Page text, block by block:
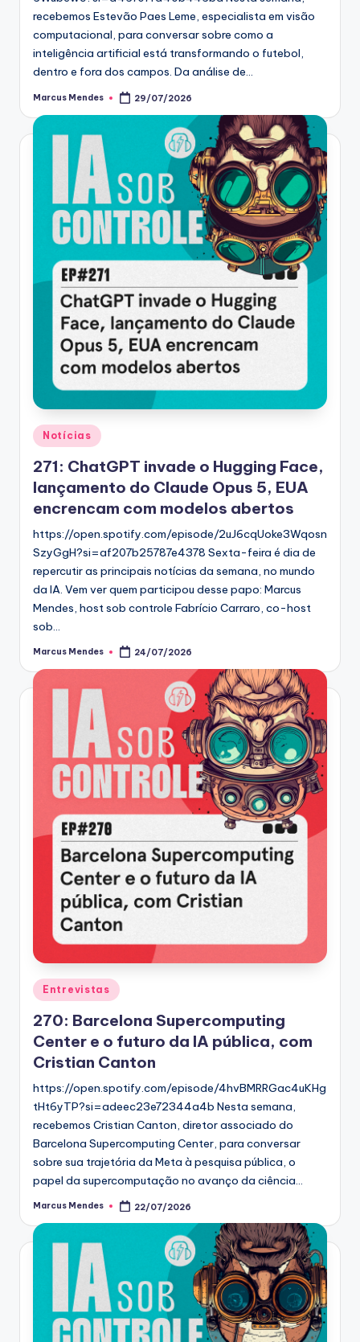
recebemos Estevão Paes Leme, especialista em visão
computacional, para conversar sobre como a
inteligência artificial está transformando o futebol,
dentro e fora dos campos. Da análise de…
Posted
Marcus Mendes 29/07/2026
Posted
in
Notícias
271: ChatGPT invade o Hugging Face,
lançamento do Claude Opus 5, EUA
encrencam com modelos abertos
https://open.spotify.com/episode/2uJ6cqUoke3Wqosn
SzyGgH?si=af207b25787e4378 Sexta-feira é dia de
repercutir as principais notícias da semana, no mundo
da IA. Vem ver quem participou desse papo: Marcus
Mendes, host sob controle Fabrício Carraro, co-host
sob…
Posted
Marcus Mendes 24/07/2026
Posted
Entrevistas
270: Barcelona Supercomputing
Center e o futuro da IA pública, com
Cristian Canton
https://open.spotify.com/episode/4hvBMRRGac4uKHg
tHt6yTP?si=adeec23e72344a4b Nesta semana,
recebemos Cristian Canton, diretor associado do
Barcelona Supercomputing Center, para conversar
sobre sua trajetória da Meta à pesquisa pública, o
papel da supercomputação no avanço da ciência…
Posted
Marcus Mendes 22/07/2026